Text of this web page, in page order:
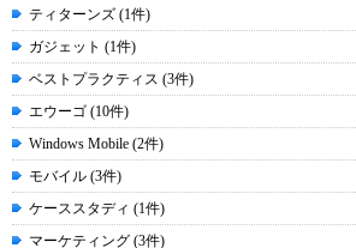
ティターンズ (1件)
ガジェット (1件)
ベストプラクティス (3件)
エウーゴ (10件)
Windows Mobile (2件)
モバイル (3件)
ケーススタディ (1件)
マーケティング (3件)